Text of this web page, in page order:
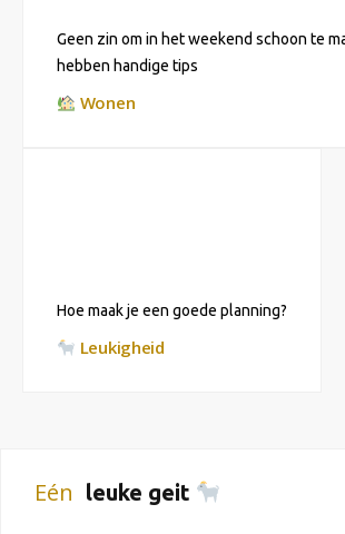
Geen zin om in het weekend schoon te
hebben handige tips
Wonen
Hoe maak je een goede planning?
Leukigheid
Eén leuke geit